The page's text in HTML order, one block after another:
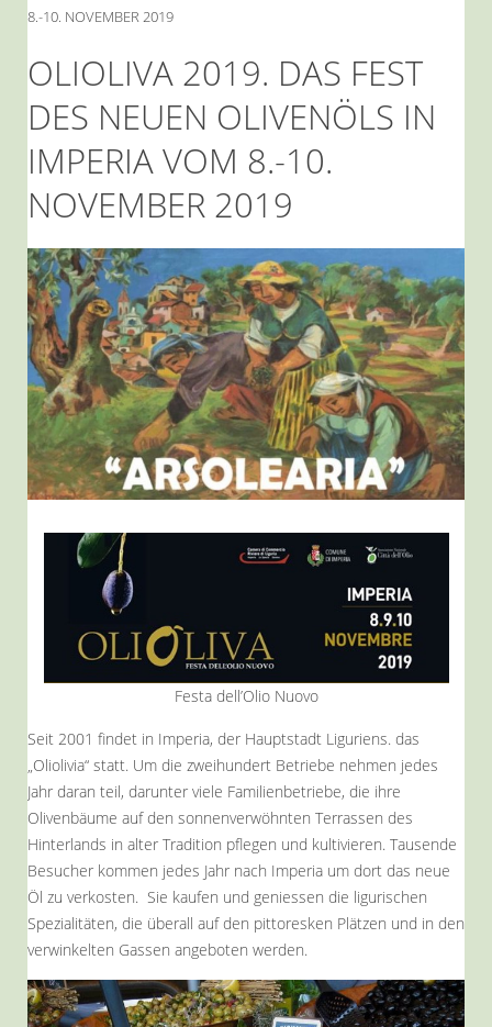
8.-10. NOVEMBER 2019
OLIOLIVA 2019. DAS FEST
DES NEUEN OLIVENÖLS IN
IMPERIA VOM 8.-10.
NOVEMBER 2019
Festa dell’Olio Nuovo
Seit 2001 findet in Imperia, der Hauptstadt Liguriens. das
„Oliolivia“ statt. Um die zweihundert Betriebe nehmen jedes
Jahr daran teil, darunter viele Familienbetriebe, die ihre
Olivenbäume auf den sonnenverwöhnten Terrassen des
Hinterlands in alter Tradition pflegen und kultivieren. Tausende
Besucher kommen jedes Jahr nach Imperia um dort das neue
Öl zu verkosten. Sie kaufen und geniessen die ligurischen
Spezialitäten, die überall auf den pittoresken Plätzen und in den
verwinkelten Gassen angeboten werden.